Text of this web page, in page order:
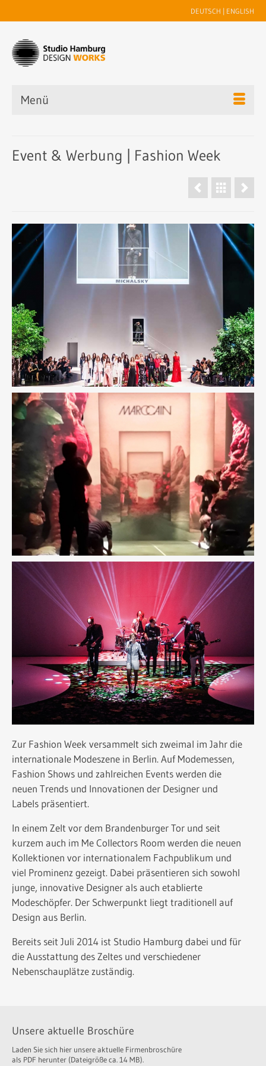
DEUTSCH | ENGLISH
Menü
Event & Werbung | Fashion Week
Zur Fashion Week versammelt sich zweimal im Jahr die
internationale Modeszene in Berlin. Auf Modemessen,
Fashion Shows und zahlreichen Events werden die
neuen Trends und Innovationen der Designer und
Labels präsentiert.
In einem Zelt vor dem Brandenburger Tor und seit
kurzem auch im Me Collectors Room werden die neuen
Kollektionen vor internationalem Fachpublikum und
viel Prominenz gezeigt. Dabei präsentieren sich sowohl
junge, innovative Designer als auch etablierte
Modeschöpfer. Der Schwerpunkt liegt traditionell auf
Design aus Berlin.
Bereits seit Juli 2014 ist Studio Hamburg dabei und für
die Ausstattung des Zeltes und verschiedener
Nebenschauplätze zuständig.
Unsere aktuelle Broschüre
Laden Sie sich hier unsere aktuelle Firmenbroschüre
als PDF herunter (Dateigröße ca. 14 MB).